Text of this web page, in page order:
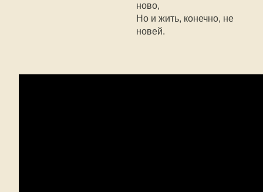
ново,
Но и жить, конечно, не
новей.